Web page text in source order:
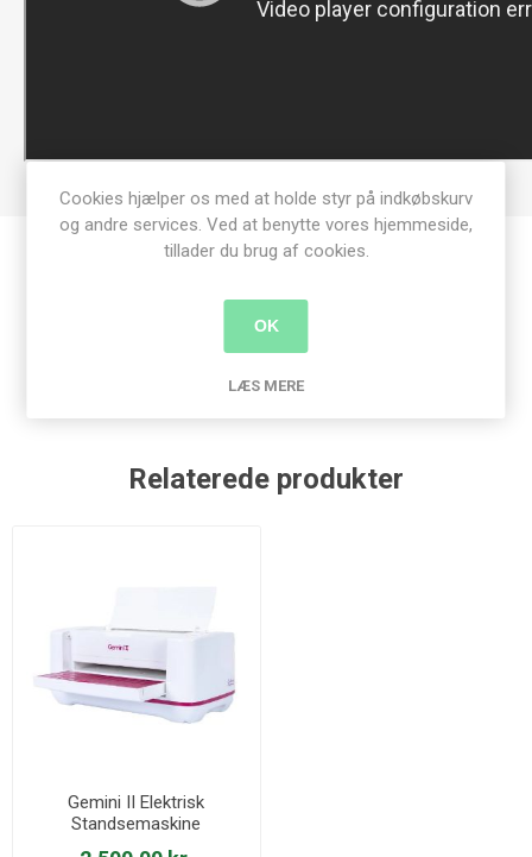
Produkt tags
, ,
Relaterede produkter
Gemini II Elektrisk
Standsemaskine
Cookies hjælper os med at holde styr på indkøbskurv
og andre services. Ved at benytte vores hjemmeside,
tillader du brug af cookies.
OK
LÆS MERE